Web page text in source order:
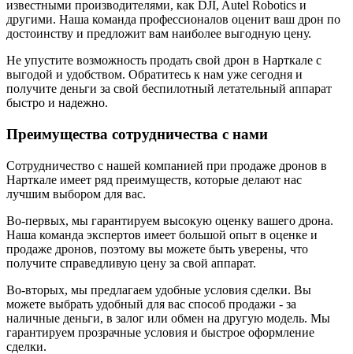
известными производителями, как DJI, Autel Robotics и
другими. Наша команда профессионалов оценит ваш дрон по
достоинству и предложит вам наиболее выгодную цену.
Не упустите возможность продать свой дрон в Нарткале с
выгодой и удобством. Обратитесь к нам уже сегодня и
получите деньги за свой беспилотный летательный аппарат
быстро и надежно.
Преимущества сотрудничества с нами
Сотрудничество с нашей компанией при продаже дронов в
Нарткале имеет ряд преимуществ, которые делают нас
лучшим выбором для вас.
Во-первых, мы гарантируем высокую оценку вашего дрона.
Наша команда экспертов имеет большой опыт в оценке и
продаже дронов, поэтому вы можете быть уверены, что
получите справедливую цену за свой аппарат.
Во-вторых, мы предлагаем удобные условия сделки. Вы
можете выбрать удобный для вас способ продажи - за
наличные деньги, в залог или обмен на другую модель. Мы
гарантируем прозрачные условия и быстрое оформление
сделки.